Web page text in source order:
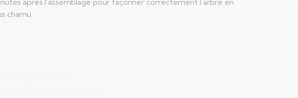
après l’assemblage pour façonner correctement l’arbre en
charnu.